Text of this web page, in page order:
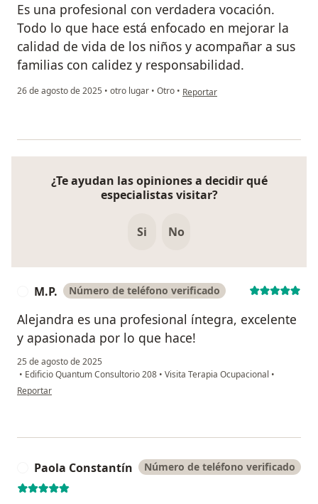
Es una profesional con verdadera vocación.
Todo lo que hace está enfocado en mejorar la
calidad de vida de los niños y acompañar a sus
familias con calidez y responsabilidad.
26 de agosto de 2025 • otro lugar • Otro • en opinión del usuario AU
Reportar
¿Te ayudan las opiniones a decidir qué
especialistas visitar?
Si No
M.P. Número de teléfono verificado
Alejandra es una profesional íntegra, excelente
y apasionada por lo que hace!
25 de agosto de 2025
• Edificio Quantum Consultorio 208 • Visita Terapia Ocupacional •
en opinión del usuario M.P.
Reportar
Paola Constantín Número de teléfono verificado